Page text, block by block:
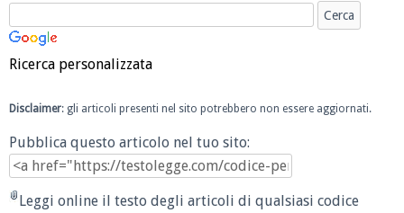
Ricerca personalizzata
Disclaimer: gli articoli presenti nel sito potrebbero non essere aggiornati.
Pubblica questo articolo nel tuo sito:
Leggi online il testo degli articoli di qualsiasi codice